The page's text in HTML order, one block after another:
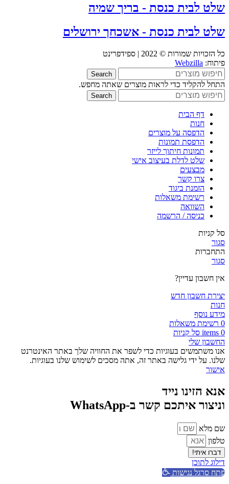
שלט לבית כנסת - בריך שמיה
שלט לבית כנסת - אשכחך ירושלים
כל הזכויות שמורות © 2022 | ספידפרינט
פיתוח: Webzilla
Search
התחל להקליד כדי לראות מוצרים שאתה מחפש.
Search
דף הבית
חנות
הדפסה על מוצרים
הדפסת תמונות
תמונות חיתוך לייזר
שלט לדלת בעיצוב אישי
מבצעים
צרו קשר
הזמנת ביגוד
רשימת משאלות
השוואה
כניסה / הרשמה
סל קניות
סגור
התחברות
סגור
אין חשבון עדיין?
יצירת חשבון חדש
חנות
מידע נוסף
0 רשימת משאלות
0
items סל קניות
החשבון שלי
אנו משתמשים בעוגיות כדי לשפר את החוויה שלך באתר האינטרנט
שלנו. על ידי גלישה באתר זה, אתה מסכים לשימוש שלנו בעוגיות.
אישור
אנא הזינו נייד
וניצור איתכם קשר ב-WhatsApp
שם מלא
טלפון
דברו איתי!
דילוג לתוכן
פתח סרגל נגישות